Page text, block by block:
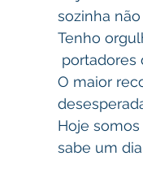
sozinha
Tenho
portadores
O maior
Hoje
sabe um